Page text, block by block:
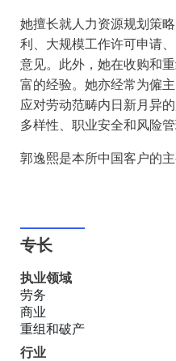
她擅长就人力资源规划策
利、大规模工作许可申请
意见。此外，她在收购和
富的经验。她亦经常为僱
应对劳动范畴内日新月异
多样性、职业安全和风险管
郭逸熙是本所中国客户的主
专长
执业领域
劳务
商业
重组和破产
行业